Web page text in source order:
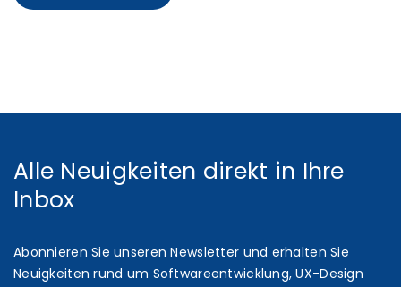
Alle Neuigkeiten direkt in Ihre
Inbox
Abonnieren Sie unseren Newsletter und erhalten Sie
Neuigkeiten rund um Softwareentwicklung, UX-Design